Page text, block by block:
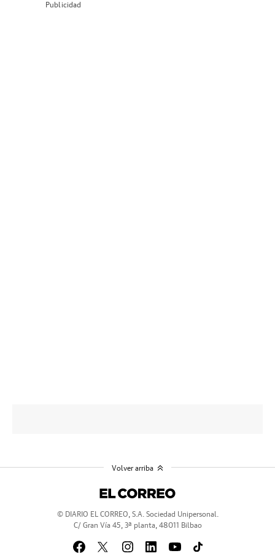
Publicidad
© DIARIO EL CORREO, S.A. Sociedad Unipersonal.
C/ Gran Vía 45, 3ª planta, 48011 Bilbao
Volver arriba